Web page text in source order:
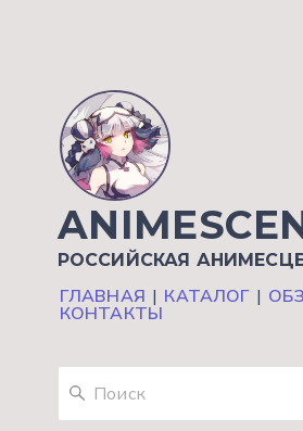
РОССИЙСКАЯ
ГЛАВНАЯ | КАТАЛОГ |
КОНТАКТЫ